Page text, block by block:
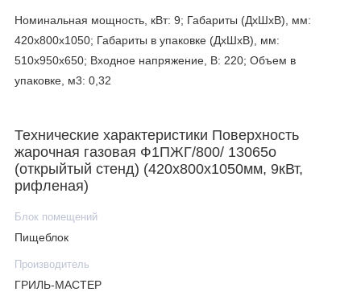
Номинальная мощность, кВт: 9; Габариты (ДхШхВ), мм:
420х800х1050; Габариты в упаковке (ДхШхВ), мм:
510х950х650; Входное напряжение, В: 220; Объем в
упаковке, м3: 0,32
Технические характеристики Поверхность
жарочная газовая Ф1ПЖГ/800/ 13065о
(открыйтый стенд) (420x800x1050мм, 9кВт,
рифленая)
Блок помещений
Пищеблок
Производитель
ГРИЛЬ-МАСТЕР